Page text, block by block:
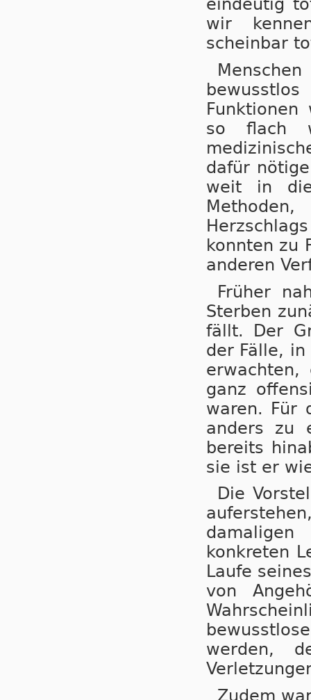
eindeutig
wir
scheinbar
so flach
dafür
weit in
konnten zu
anderen
Früher
Sterben
fällt. Der
der Fälle,
ganz
waren. Für
anders zu
bereits
sie ist er
Die
konkreten
Laufe
von
werden,
Zudem